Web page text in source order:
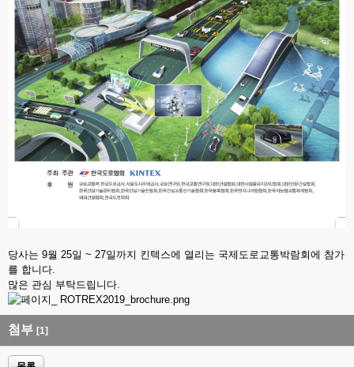
당사는 9월 25일 ~ 27일까지 킨텍스에 열리는 국제도로교통박람회에 참가
를 합니다.
많은 관심 부탁드립니다.
첨부 [1]